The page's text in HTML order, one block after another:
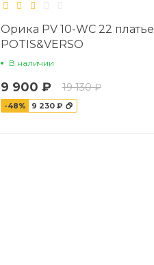
Орика PV 10-WC 22 платье
POTIS&VERSO
В наличии
9 900 ₽ 19 130 ₽
-48% 9 230 ₽